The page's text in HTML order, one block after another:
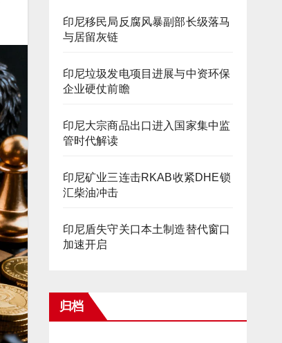
印尼移民局反腐风暴副部长级落马
与居留灰链
印尼垃圾发电项目进展与中资环保
企业硬仗前瞻
印尼大宗商品出口进入国家集中监
管时代解读
印尼矿业三连击RKAB收紧DHE锁
汇柴油冲击
印尼盾失守关口本土制造替代窗口
加速开启
归档